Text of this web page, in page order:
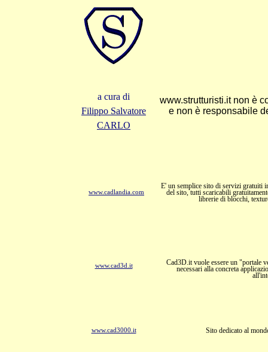
a cura di
Filippo Salvatore
CARLO
www.strutturisti.it non è
e non è responsabile
www.cadlandia.com
E' un semplice sito di servizi gratuiti
del sito, tutti scaricabili
librerie di blocchi,
www.cad3d.it Cad3D.it vuole essere un "portale
necessari alla concreta
www.cad3000.it Sito dedicato al